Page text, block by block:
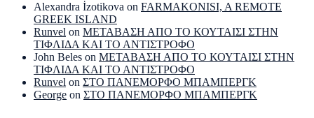
Alexandra İzotikova on FARMAKONISI, A REMOTE
GREEK ISLAND
Runvel on ΜΕΤΑΒΑΣΗ ΑΠΟ ΤΟ ΚΟΥΤΑΙΣΙ ΣΤΗΝ
ΤΙΦΛΙΔΑ ΚΑΙ ΤΟ ΑΝΤΙΣΤΡΟΦΟ
John Beles on ΜΕΤΑΒΑΣΗ ΑΠΟ ΤΟ ΚΟΥΤΑΙΣΙ ΣΤΗΝ
ΤΙΦΛΙΔΑ ΚΑΙ ΤΟ ΑΝΤΙΣΤΡΟΦΟ
Runvel on ΣΤΟ ΠΑΝΕΜΟΡΦΟ ΜΠΑΜΠΕΡΓΚ
George on ΣΤΟ ΠΑΝΕΜΟΡΦΟ ΜΠΑΜΠΕΡΓΚ